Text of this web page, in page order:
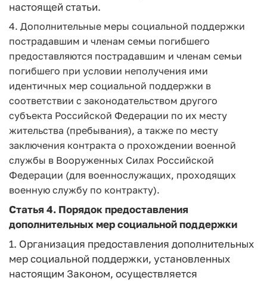
настоящей статьи.
4. Дополнительные меры социальной поддержки
пострадавшим и членам семьи погибшего
предоставляются пострадавшим и членам семьи
погибшего при условии неполучения ими
идентичных мер социальной поддержки в
соответствии с законодательством другого
субъекта Российской Федерации по их месту
жительства (пребывания), а также по месту
заключения контракта о прохождении военной
службы в Вооруженных Силах Российской
Федерации (для военнослужащих, проходящих
военную службу по контракту).
Статья 4. Порядок предоставления
дополнительных мер социальной поддержки
1. Организация предоставления дополнительных
мер социальной поддержки, установленных
настоящим Законом, осуществляется